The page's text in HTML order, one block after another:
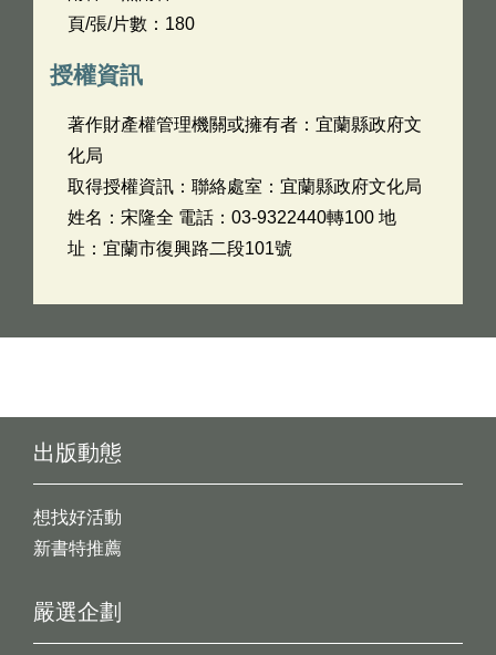
頁/張/片數：180
授權資訊
著作財產權管理機關或擁有者：宜蘭縣政府文
化局
取得授權資訊：聯絡處室：宜蘭縣政府文化局
姓名：宋隆全 電話：03-9322440轉100 地
址：宜蘭市復興路二段101號
出版動態
想找好活動
新書特推薦
嚴選企劃